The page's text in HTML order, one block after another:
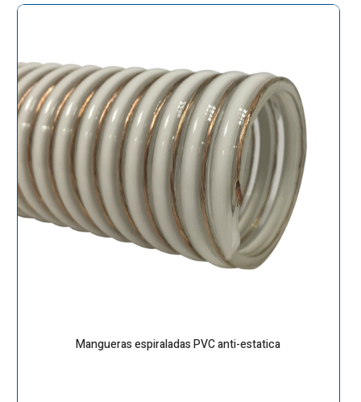
Mangueras espiraladas PVC anti-estatica